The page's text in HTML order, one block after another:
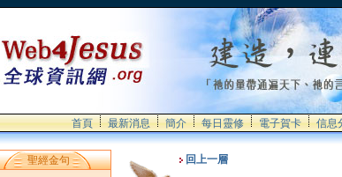
首頁 最新消息 簡介 每日靈修 電子賀卡 信息
聖經金句
回上一層